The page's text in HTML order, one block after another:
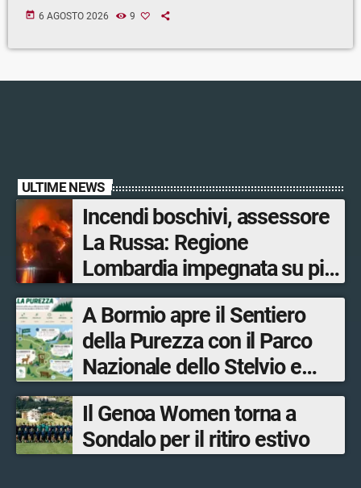
today 6 AGOSTO 2026 9
ULTIME NEWS
Incendi boschivi, assessore
La Russa: Regione
Lombardia impegnata su più
fronti, 48 volontari coinvolti
tra le province di Lecco,
Sondrio, Milano e Como
A Bormio apre il Sentiero
della Purezza con il Parco
Nazionale dello Stelvio e
Bormio Tourism
Il Genoa Women torna a
Sondalo per il ritiro estivo